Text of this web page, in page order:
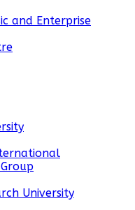
and Enterprise
University